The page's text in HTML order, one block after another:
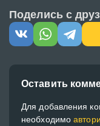
Поделись с
Оставить
Для добавления
необходимо